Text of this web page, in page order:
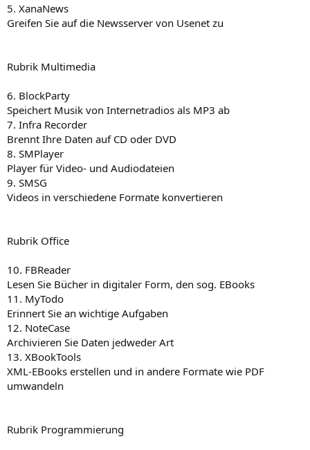
5. XanaNews
Greifen Sie auf die Newsserver von Usenet zu
Rubrik Multimedia
6. BlockParty
Speichert Musik von Internetradios als MP3 ab
7. Infra Recorder
Brennt Ihre Daten auf CD oder DVD
8. SMPlayer
Player für Video- und Audiodateien
9. SMSG
Videos in verschiedene Formate konvertieren
Rubrik Office
10. FBReader
Lesen Sie Bücher in digitaler Form, den sog. EBooks
11. MyTodo
Erinnert Sie an wichtige Aufgaben
12. NoteCase
Archivieren Sie Daten jedweder Art
13. XBookTools
XML-EBooks erstellen und in andere Formate wie PDF
umwandeln
Rubrik Programmierung